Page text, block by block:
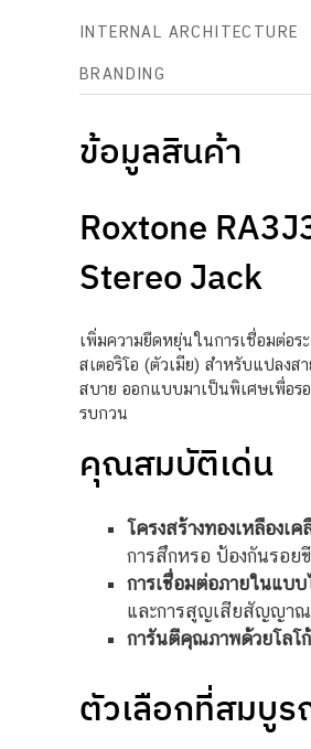
INTERNAL ARCHITECTURE
BRANDING
ข้อมูลสินค้า
Roxtone
Stereo Jack
เพิ่มความยืดหยุ่นในการเชื่อมต่อ
สเตอริโอ (ตัวเมีย) สำหรับแปลง
สบาย ออกแบบมาเป็นพิเศษเพื่อร
รบกวน
คุณสมบัติเด่น
โครงสร้างทองเหลืองเ
การสึกหรอ ป้องกันรอย
การเชื่อมต่อภายในแบ
และการสูญเสียสัญญาณ
การันตีคุณภาพด้วยโลโ
ตัวเลือกที่สมบู